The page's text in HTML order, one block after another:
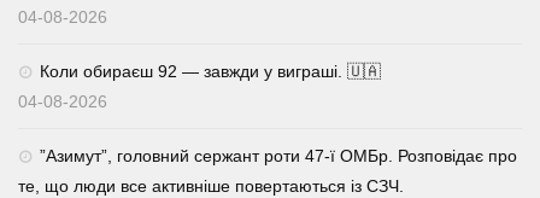
04-08-2026
Коли обираєш 92 — завжди у виграші. 🇺🇦
04-08-2026
⁨”Азимут”, головний сержант роти 47-ї ОМБр. Розповідає про
те, що люди все активніше повертаються із СЗЧ.